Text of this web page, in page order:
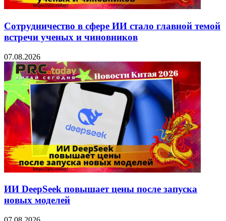
Сотрудничество в сфере ИИ стало главной темой
встречи ученых и чиновников
07.08.2026
ИИ DeepSeek повышает цены после запуска
новых моделей